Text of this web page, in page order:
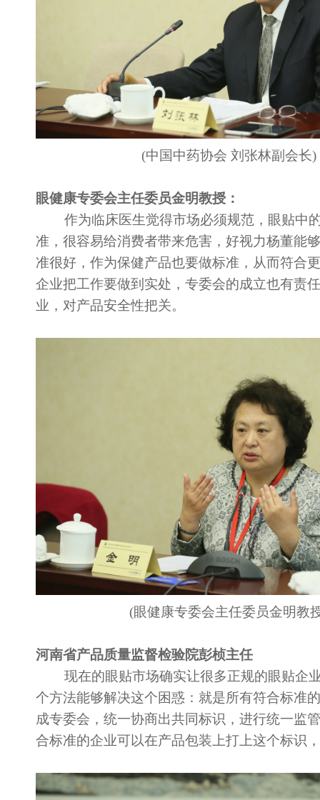
(中国中药协会 刘张林副会长)
眼健康专委会主任委员金明教授 ：
作为临床医生觉得市场必须规范，眼贴中
准，很容易给消费者带来危害，好视力杨董能
准很好，作为保健产品也要做标准，从而符合
企业把工作要做到实处，专委会的成立也有责
业，对产品安全性把关。
(眼健康专委会主任委员金明教
河南省产品质量监督检验院彭桢主任
现在的眼贴市场确实让很多正规的眼贴企
个方法能够解决这个困惑：就是所有符合标准
成专委会，统一协商出共同标识，进行统一监
合标准的企业可以在产品包装上打上这个标识